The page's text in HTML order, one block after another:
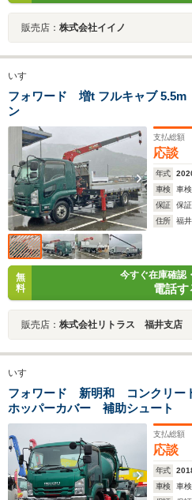
販売店： 株式会社イイノ
いすゞ
フォワード 増t フルキャブ 5.5m 標
ン
支払総額
応談
年式
車検
車
保証
保
住所
福
無
料
今すぐ在庫確認
電話す
販売店： 株式会社リトラス 福井支店
いすゞ
フォワード 新明和 コンクリー
ホッパーカバー 補助シュート
支払総額
応談
年式
車検
車